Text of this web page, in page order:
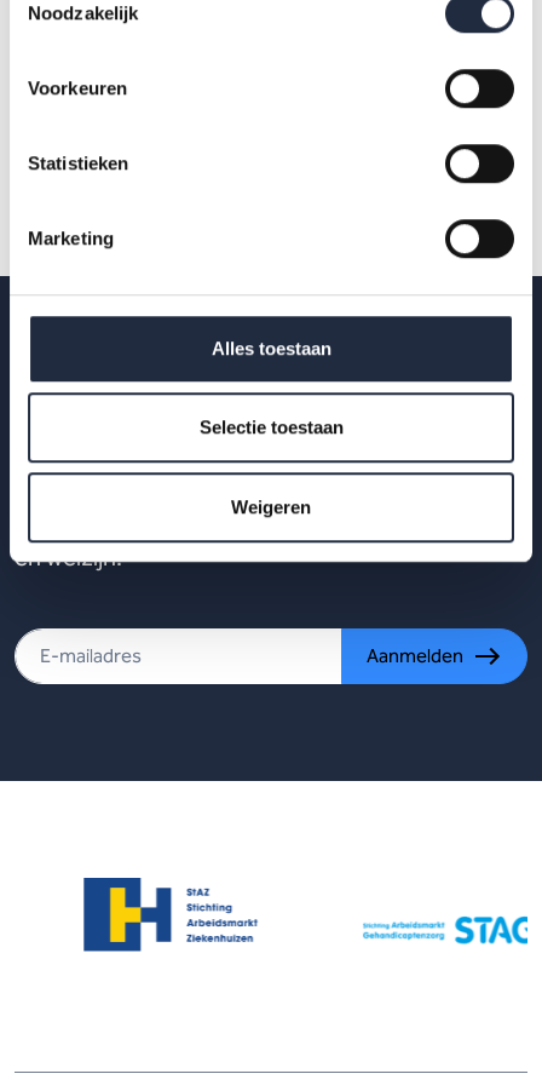
Noodzakelijk
Voorkeuren
Statistieken
Marketing
Alles toestaan
Selectie toestaan
Weigeren
Op de hoogte blijven?
uitnodigingen voor AZW-Clubhuisbijeenkomsten
en meer verdieping van actuele data binnen zorg
en welzijn.
Aanmelden